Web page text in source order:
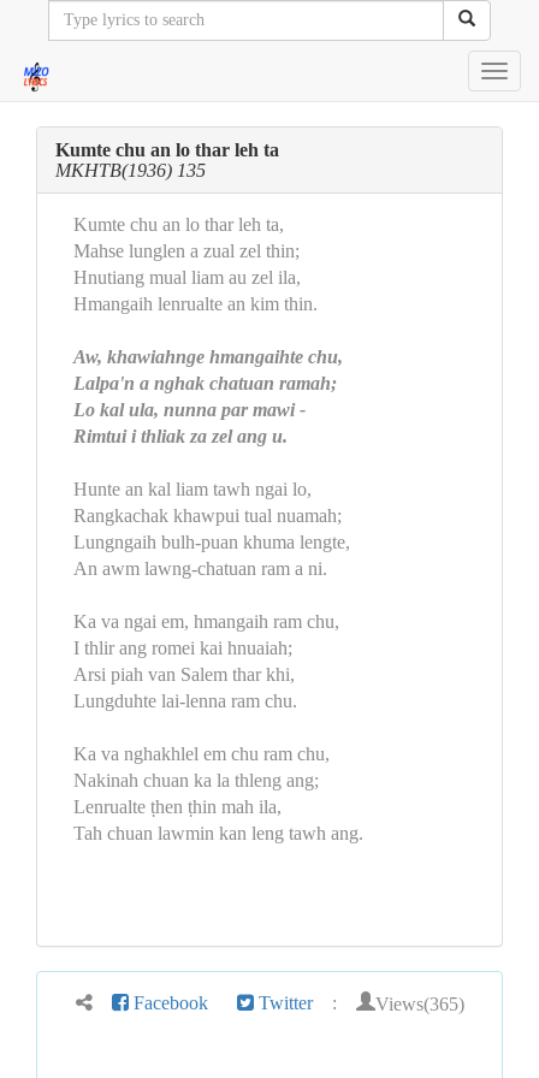
Kumte chu an lo thar leh ta
MKHTB(1936) 135
Kumte chu an lo thar leh ta,
Mahse lunglen a zual zel thin;
Hnutiang mual liam au zel ila,
Hmangaih lenrualte an kim thin.
Aw, khawiahnge hmangaihte chu,
Lalpa'n a nghak chatuan ramah;
Lo kal ula, nunna par mawi -
Rimtui i thliak za zel ang u.
Hunte an kal liam tawh ngai lo,
Rangkachak khawpui tual nuamah;
Lungngaih bulh-puan khuma lengte,
An awm lawng-chatuan ram a ni.
Ka va ngai em, hmangaih ram chu,
I thlir ang romei kai hnuaiah;
Arsi piah van Salem thar khi,
Lungduhte lai-lenna ram chu.
Ka va nghakhlel em chu ram chu,
Nakinah chuan ka la thleng ang;
Lenrualte ṭhen ṭhin mah ila,
Tah chuan lawmin kan leng tawh ang.
Facebook Twitter : Views(365)